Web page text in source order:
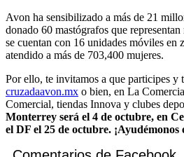
Avon ha sensibilizado a más de 21
donado 60 mastógrafos que
se cuentan con 16 unidades móviles en
atendido a más de 703,400 mujeres.
Por ello, te invitamos a que participes y
cruzadaavon.mx o bien, en La
Comercial, tiendas Innova y clubes
Monterrey será el 4 de octubre, en
el DF el 25 de octubre. ¡Ayudémonos